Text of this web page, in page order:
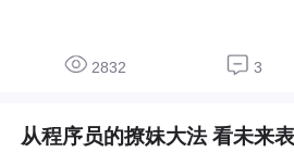
今日开始申请免费体验，名额有
向未来 Cloud Native 应用架构要
2832 3
从程序员的撩妹大法 看未来